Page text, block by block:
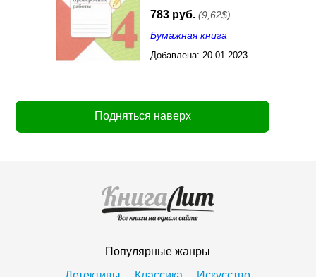
783 руб. (9,62$)
Бумажная книга
Добавлена: 20.01.2023
Подняться наверх
Популярные жанры